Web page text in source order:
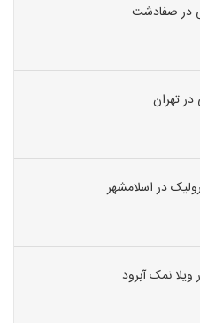
در صفادشت
در تهران
در اسلامشهر
نمک آبرود